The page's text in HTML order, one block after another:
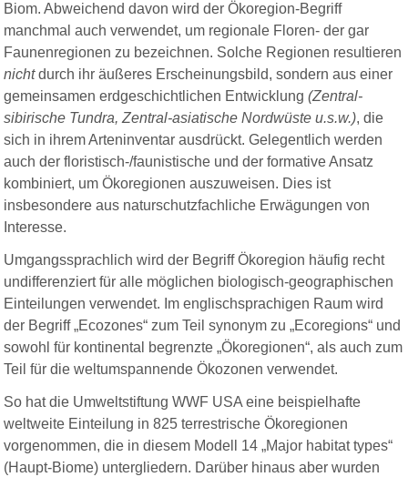
Biom. Abweichend davon wird der Ökoregion-Begriff
manchmal auch verwendet, um regionale Floren- der gar
Faunenregionen zu bezeichnen. Solche Regionen resultieren
nicht durch ihr äußeres Erscheinungsbild, sondern aus einer
gemeinsamen erdgeschichtlichen Entwicklung(Zentral-
sibirische Tundra, Zentral-asiatische Nordwüste u.s.w.), die
sich in ihrem Arteninventar ausdrückt. Gelegentlich werden
auch der floristisch-/faunistische und der formative Ansatz
kombiniert, um Ökoregionen auszuweisen. Dies ist
insbesondere aus naturschutzfachliche Erwägungen von
Interesse.
Umgangssprachlich wird der Begriff Ökoregion häufig recht
undifferenziert für alle möglichen biologisch-geographischen
Einteilungen verwendet. Im englischsprachigen Raum wird
der Begriff „Ecozones“ zum Teil synonym zu „Ecoregions“ und
sowohl für kontinental begrenzte „Ökoregionen“, als auch zum
Teil für die weltumspannende Ökozonen verwendet.
So hat die Umweltstiftung WWF USA eine beispielhafte
weltweite Einteilung in 825 terrestrische Ökoregionen
vorgenommen, die in diesem Modell 14 „Major habitat types“
(Haupt-Biome) untergliedern. Darüber hinaus aber wurden